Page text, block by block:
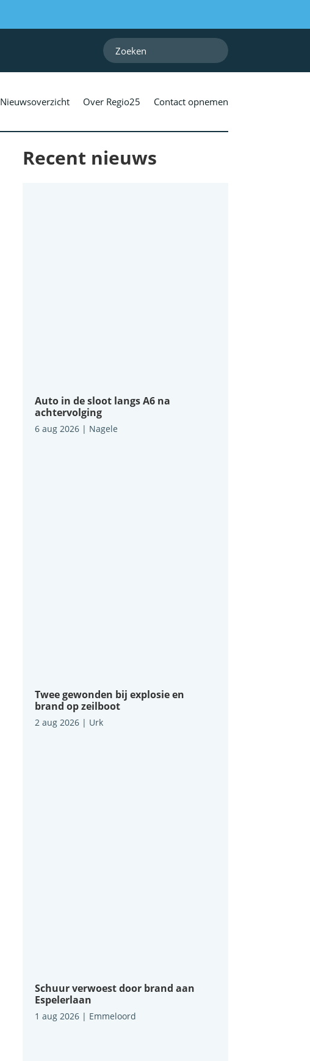
Nieuwsoverzicht Over Regio25 Contact opnemen
Recent nieuws
Auto in de sloot langs A6 na
achtervolging
6 aug 2026| Nagele
Twee gewonden bij explosie en
brand op zeilboot
2 aug 2026| Urk
Schuur verwoest door brand aan
Espelerlaan
1 aug 2026| Emmeloord